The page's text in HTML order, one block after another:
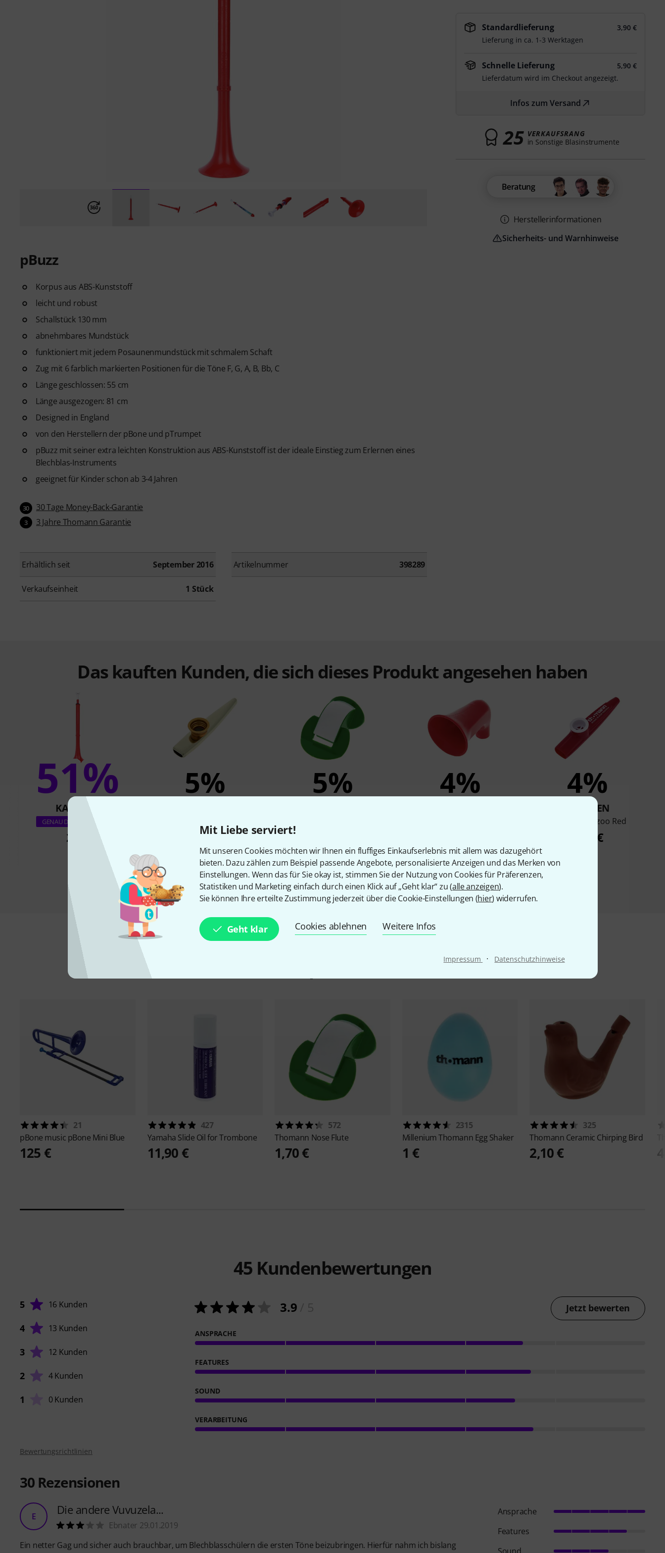
Mit Liebe serviert!
Mit unseren Cookies möchten wir Ihnen ein fluffiges Einkaufserlebnis mit allem was dazugehört
bieten. Dazu zählen zum Beispiel passende Angebote, personalisierte Anzeigen und das Merken von
Einstellungen. Wenn das für Sie okay ist, stimmen Sie der Nutzung von Cookies für Präferenzen,
Statistiken und Marketing einfach durch einen Klick auf „Geht klar“ zu (alle anzeigen).
Sie können Ihre erteilte Zustimmung jederzeit über die Cookie-Einstellungen (hier) widerrufen.
Geht klar Cookies ablehnen Weitere Infos
Impressum · Datenschutzhinweise
pBuzz
Korpus aus ABS-Kunststoff
leicht und robust
Schallstück 130 mm
abnehmbares Mundstück
funktioniert mit jedem Posaunenmundstück mit schmalem Schaft
Zug mit 6 farblich markierten Positionen für die Töne F, G, A, B, Bb, C
Länge geschlossen: 55 cm
Länge ausgezogen: 81 cm
Designed in England
von den Herstellern der pBone und pTrumpet
pBuzz mit seiner extra leichten Konstruktion aus ABS-Kunststoff ist der ideale Einstieg zum Erlernen eines
Blechblas-Instruments
geeignet für Kinder schon ab 3-4 Jahren
30 30 Tage Money-Back-Garantie
3 3 Jahre Thomann Garantie
Erhältlich seit September 2016 Artikelnummer 398289
Verkaufseinheit 1 Stück
Standardlieferung
3,90 €
Lieferung in ca. 1-3 Werktagen
Schnelle Lieferung
5,90 €
Lieferdatum wird im Checkout angezeigt.
Infos zum Versand
25 VERKAUFSRANG
in Sonstige Blasinstrumente
Beratung
Herstellerinformationen
Sicherheits- und Warnhinweise
Das kauften Kunden, die sich dieses Produkt angesehen haben
51%
KAUFTEN
GENAU DIESES PRODUKT
22 €
5%
4,90 €
5% 4% 4%
KAUFTEN
Thomann Kazoo Red
1,90 €
Vergleichen
Zubehör & passende Artikel
21
pBone music pBone Mini Blue
125 €
427
Yamaha Slide Oil for Trombone
11,90 €
572
Thomann Nose Flute
1,70 €
2315
MilleniumThomann Egg Shaker
1 €
325
Thomann Ceramic Chirping Bird
2,10 €
45 Kundenbewertungen
5 16 Kunden
4 13 Kunden
3 12 Kunden
2 4 Kunden
1 0 Kunden
3.9 Jetzt bewerten
ANSPRACHE
FEATURES
SOUND
VERARBEITUNG
Bewertungsrichtlinien
30 Rezensionen
E Die andere Vuvuzela...
Ebnater 29.01.2019
Ein netter Gag und sicher auch brauchbar, um Blechblasschülern die ersten Töne beizubringen. Hierfür nahm ich bislang
Ansprache
Features